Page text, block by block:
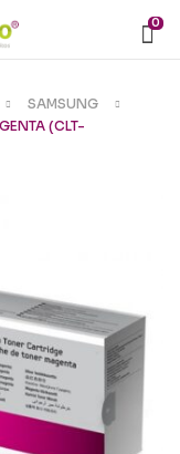
0
SAMSUNG
(CLT-